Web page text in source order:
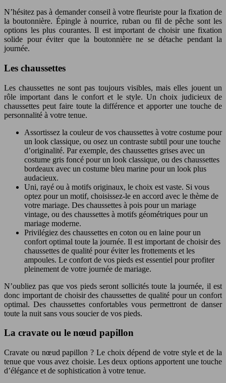
N’hésitez pas à demander conseil à votre fleuriste pour la fixation de
la boutonnière. Épingle à nourrice, ruban ou fil de pêche sont les
options les plus courantes. Il est important de choisir une fixation
solide pour éviter que la boutonnière ne se détache pendant la
journée.
Les chaussettes
Les chaussettes ne sont pas toujours visibles, mais elles jouent un
rôle important dans le confort et le style. Un choix judicieux de
chaussettes peut faire toute la différence et apporter une touche de
personnalité à votre tenue.
Assortissez la couleur de vos chaussettes à votre costume pour
un look classique, ou osez un contraste subtil pour une touche
d’originalité. Par exemple, des chaussettes grises avec un
costume gris foncé pour un look classique, ou des chaussettes
bordeaux avec un costume bleu marine pour un look plus
audacieux.
Uni, rayé ou à motifs originaux, le choix est vaste. Si vous
optez pour un motif, choisissez-le en accord avec le thème de
votre mariage. Des chaussettes à pois pour un mariage
vintage, ou des chaussettes à motifs géométriques pour un
mariage moderne.
Privilégiez des chaussettes en coton ou en laine pour un
confort optimal toute la journée. Il est important de choisir des
chaussettes de qualité pour éviter les frottements et les
ampoules. Le confort de vos pieds est essentiel pour profiter
pleinement de votre journée de mariage.
N’oubliez pas que vos pieds seront sollicités toute la journée, il est
donc important de choisir des chaussettes de qualité pour un confort
optimal. Des chaussettes confortables vous permettront de danser
toute la nuit sans vous soucier de vos pieds.
La cravate ou le nœud papillon
Cravate ou nœud papillon ? Le choix dépend de votre style et de la
tenue que vous avez choisie. Les deux options apportent une touche
d’élégance et de sophistication à votre tenue.